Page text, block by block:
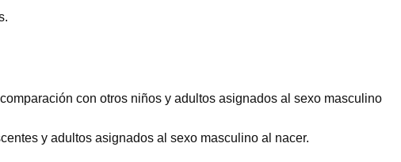
con otros niños y adultos asignados al sexo masculino
y adultos asignados al sexo masculino al nacer.